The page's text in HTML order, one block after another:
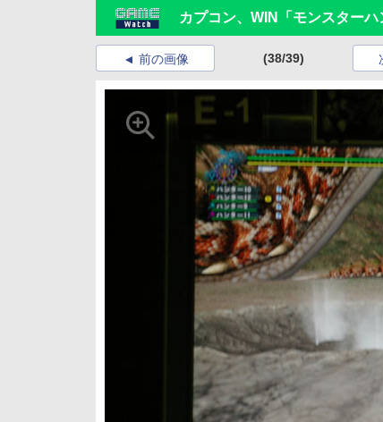
カプコン、WIN「モンスターハ
前の画像 (38/39)